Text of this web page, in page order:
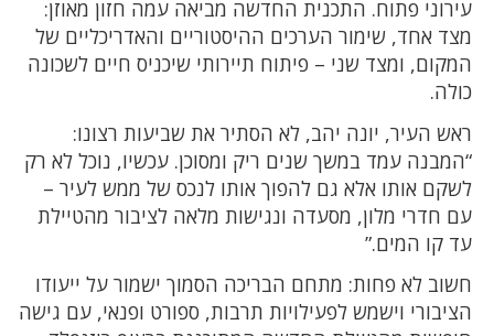
עירוני פתוח. התכנית החדשה מביאה עמה חזון מאוזן:
מצד אחד, שימור הערכים ההיסטוריים והאדריכליים של
המקום, ומצד שני – פיתוח תיירותי שיכניס חיים לשכונה
כולה.
ראש העיר, יונה יהב, לא הסתיר את שביעות רצונו:
“המבנה עמד במשך שנים ריק ומסוכן. עכשיו, נוכל לא רק
לשקם אותו אלא גם להפוך אותו לנכס של ממש לעיר –
עם חדרי מלון, מסעדה ונגישות מלאה לציבור מהטיילת
עד קו המים.”
חשוב לא פחות: מתחם הבריכה הסמוך ישמור על ייעודו
הציבורי וישמש לפעילויות תרבות, ספורט ופנאי, עם גישה